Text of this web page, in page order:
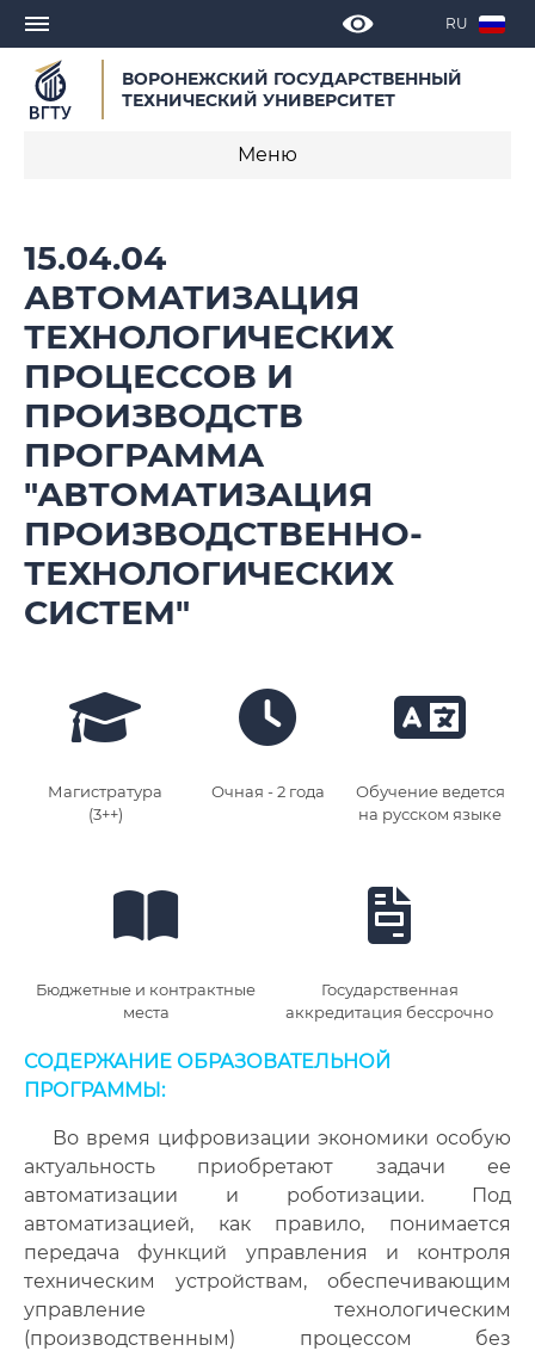
RU
ВОРОНЕЖСКИЙ ГОСУДАРСТВЕННЫЙ
ТЕХНИЧЕСКИЙ УНИВЕРСИТЕТ
Меню
Нормативное обеспечение
образовательной программы 2021
Нормативное обеспечение
образовательной программы 2026
15.04.04
АВТОМАТИЗАЦИЯ
ТЕХНОЛОГИЧЕСКИХ
ПРОЦЕССОВ И
ПРОИЗВОДСТВ
ПРОГРАММА
"АВТОМАТИЗАЦИЯ
ПРОИЗВОДСТВЕННО-
ТЕХНОЛОГИЧЕСКИХ
СИСТЕМ"
Магистратура
(3++)
Очная - 2 года
Обучение ведется
на русском языке
Бюджетные и контрактные
места
Государственная
аккредитация бессрочно
СОДЕРЖАНИЕ ОБРАЗОВАТЕЛЬНОЙ
ПРОГРАММЫ:
Во время цифровизации экономики особую
актуальность приобретают задачи ее
автоматизации и роботизации. Под
автоматизацией, как правило, понимается
передача функций управления и контроля
техническим устройствам, обеспечивающим
управление технологическим
(производственным) процессом без